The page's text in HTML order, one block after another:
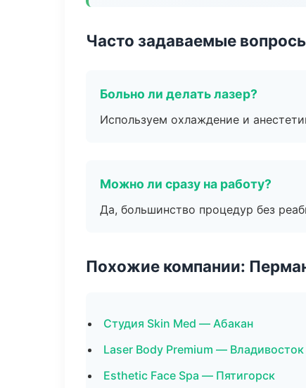
Часто задаваемые
Больно ли делать лазер?
Используем охлаждение и
Можно ли сразу на работу?
Да, большинство процедур без
Похожие компании:
Студия Skin Med — Абакан
Laser Body Premium — Владивосток
Esthetic Face Spa — Пятигорск